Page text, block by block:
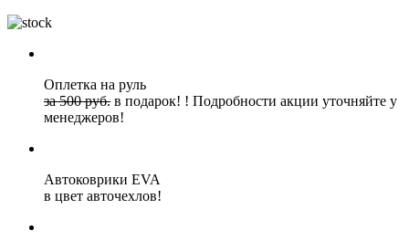
Оплетка на руль
за 500 руб. в подарок! ! Подробности акции уточняйте у
менеджеров!
Автоковрики EVA
в цвет авточехлов!